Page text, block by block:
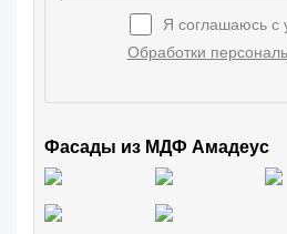
Я соглашаюсь с
Обработки
Фасады из МДФ Амадеус